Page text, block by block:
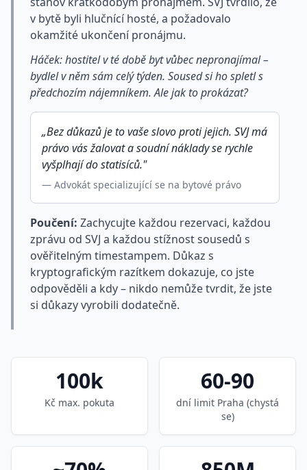
v bytě byli hlučnící hosté, a požadovalo
okamžité ukončení pronájmu.
Háček: hostitel v té době byt vůbec nepronajímal –
bydlel v něm sám celý týden. Soused si ho spletl s
předchozím nájemníkem. Ale jak to prokázat?
„Bez důkazů je to vaše slovo proti jejich. SVJ má
právo vás žalovat a soudní náklady se rychle
vyšplhají do statisíců."
— Advokát specializující se na bytové právo
Poučení: Zachycujte každou rezervaci, každou
zprávu od SVJ a každou stížnost sousedů s
ověřitelným timestampem. Důkaz s
kryptografickým razítkem dokazuje, co jste
odpověděli a kdy – nikdo nemůže tvrdit, že jste
si důkazy vyrobili dodatečně.
100k
Kč max. pokuta
60-90
dní limit Praha (chystá
se)